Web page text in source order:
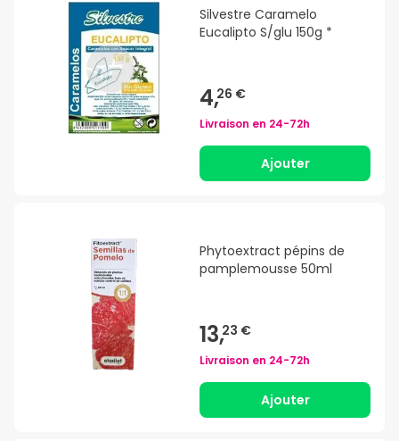
Silvestre Caramelo
Eucalipto S/glu 150g *
4,26 €
Livraison en 24-72h
Ajouter
Phytoextract pépins de
pamplemousse 50ml
13,23 €
Livraison en 24-72h
Ajouter